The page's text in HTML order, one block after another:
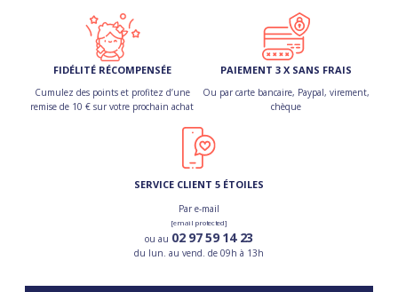
FIDÉLITÉ RÉCOMPENSÉE
Cumulez des points et profitez d’une
remise de 10 € sur votre prochain achat
PAIEMENT 3 X SANS FRAIS
Ou par carte bancaire, Paypal, virement,
chèque
SERVICE CLIENT 5 ÉTOILES
Par e-mail
[email protected]
ou au 02 97 59 14 23
du lun. au vend. de 09h à 13h